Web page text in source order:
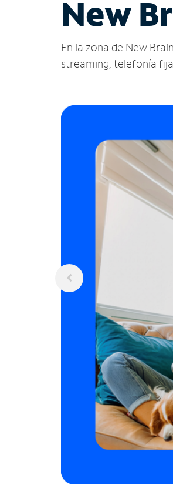
New
En la zona de New
streaming, telefonía